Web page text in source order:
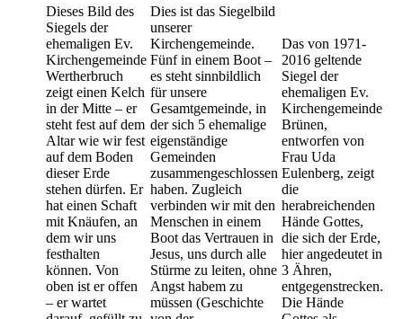
Dieses Bild des
Siegels der
ehemaligen Ev.
Kirchengemeinde
Wertherbruch
zeigt einen Kelch
in der Mitte – er
steht fest auf dem
Altar wie wir fest
auf dem Boden
dieser Erde
stehen dürfen. Er
hat einen Schaft
mit Knäufen, an
dem wir uns
festhalten
können. Von
oben ist er offen
– er wartet
Dies ist das Siegelbild
unserer
Kirchengemeinde.
Fünf in einem Boot –
es steht sinnbildlich
für unsere
Gesamtgemeinde, in
der sich 5 ehemalige
eigenständige
Gemeinden
zusammengeschlossen
haben. Zugleich
verbinden wir mit den
Menschen in einem
Boot das Vertrauen in
Jesus, uns durch alle
Stürme zu leiten, ohne
Angst habem zu
müssen (Geschichte
Das von 1971-
2016 geltende
Siegel der
ehemaligen Ev.
Kirchengemeinde
Brünen,
entworfen von
Frau Uda
Eulenberg, zeigt
die
herabreichenden
Hände Gottes,
die sich der Erde,
hier angedeutet in
3 Ähren,
entgegenstrecken.
Die Hände